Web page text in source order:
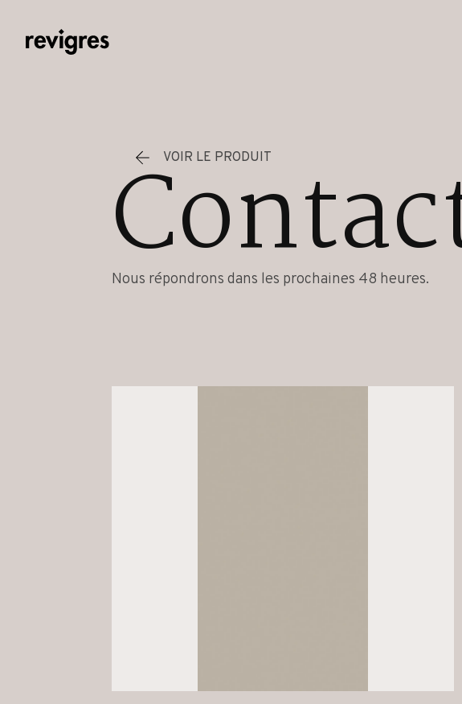
VOIR LE PRODUIT
Nous répondrons dans les prochaines 48 heures.